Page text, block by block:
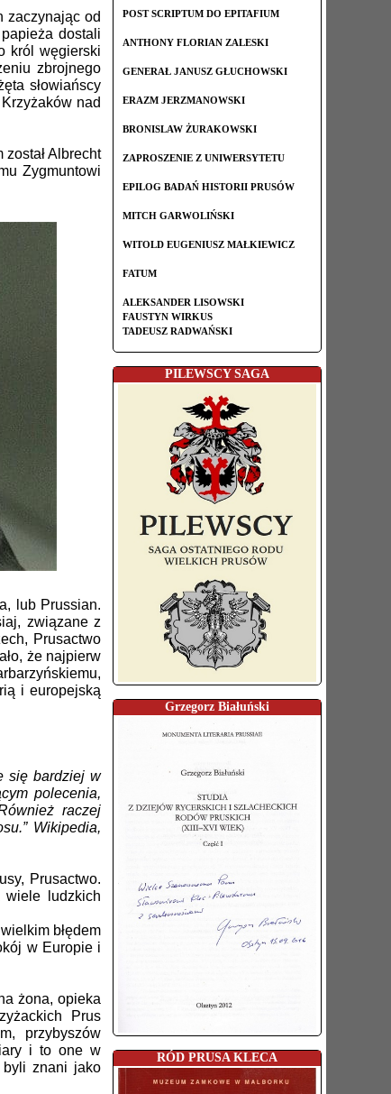
POST SCRIPTUM DO EPITAFIUM
ANTHONY FLORIAN ZALESKI
GENERAŁ JANUSZ GŁUCHOWSKI
ERAZM JERZMANOWSKI
BRONISLAW ŻURAKOWSKI
ZAPROSZENIE Z UNIWERSYTETU
EPILOG BADAŃ HISTORII PRUSÓW
MITCH GARWOLIŃSKI
WITOLD EUGENIUSZ MAŁKIEWICZ
FATUM
ALEKSANDER LISOWSKI
FAUSTYN WIRKUS
TADEUSZ RADWAŃSKI
PILEWSCY SAGA
Grzegorz Białuński
RÓD PRUSA KLECA
zaczynając od
dostali
król węgierski
zbrojnego
słowiańscy
nad
Albrecht
Zygmuntowi
lub Prussian.
związane z
Prusactwo
że najpierw
i europejską
się bardziej w
polecenia,
raczej
Wikipedia,
Prusactwo.
wiele ludzkich
błędem
w Europie i
żona, opieka
Prus
przybyszów
i to one w
byli znani jako